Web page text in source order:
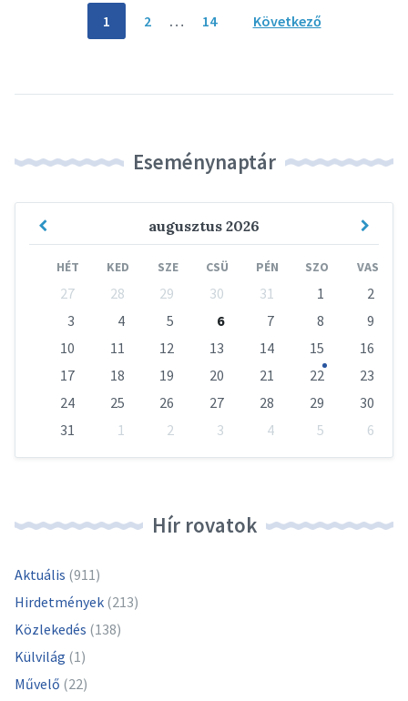
Bejegyzés
1 2 … 14 Következő
Eseménynaptár
augusztus 2026
Previous
HÉT KED SZE CSÜ PÉN SZO VAS
calendar
27 28 29 30 31 1
2
3
4 5 6 7 8
9
10
11 12 13 14 15
16
17
18 19 20 21 22
23
24
25 26 27 28 29
30
31
1 2 3 4 5
6
Hír rovatok
Aktuális (911)
Hirdetmények (213)
Közlekedés (138)
Külvilág (1)
Művelő (22)